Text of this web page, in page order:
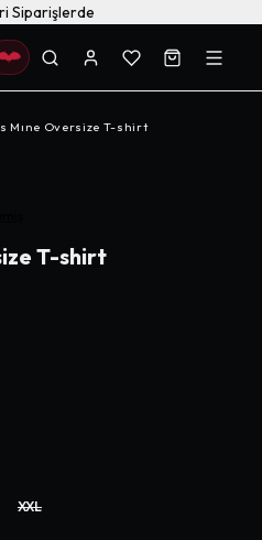
Siparişlerde
Mıne Oversize T-shirt
T-shirt
XXL